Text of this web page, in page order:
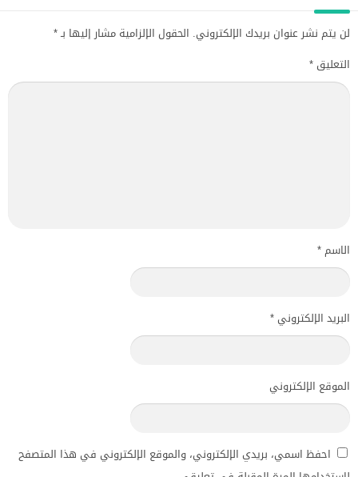
لن يتم نشر عنوان بريدك الإلكتروني. الحقول الإلزامية مشار إليها بـ*
التعليق *
الاسم*
البريد الإلكتروني *
الموقع الإلكتروني
احفظ اسمي، بريدي الإلكتروني، والموقع الإلكتروني في هذا المتصفح